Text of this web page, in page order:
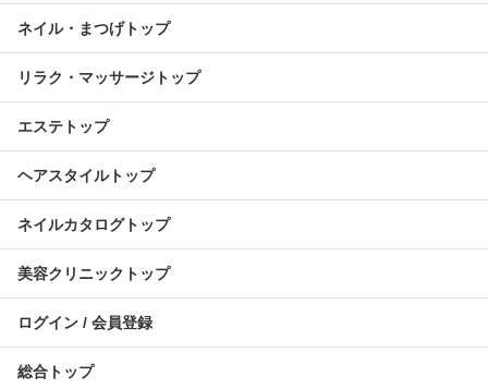
ネイル・まつげトップ
リラク・マッサージトップ
エステトップ
ヘアスタイルトップ
ネイルカタログトップ
美容クリニックトップ
ログイン / 会員登録
総合トップ